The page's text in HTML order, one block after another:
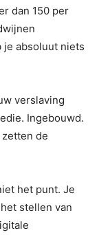
dan 150 per
absoluut niets
verslaving
Ingebouwd.
de
het punt. Je
stellen van